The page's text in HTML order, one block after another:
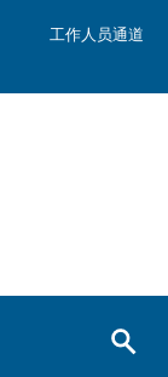
工作人员通道